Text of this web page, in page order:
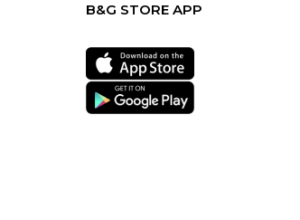
B&G STORE APP